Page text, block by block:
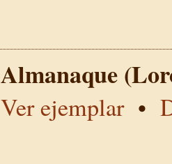
Almanaque
Ver ejemplar•